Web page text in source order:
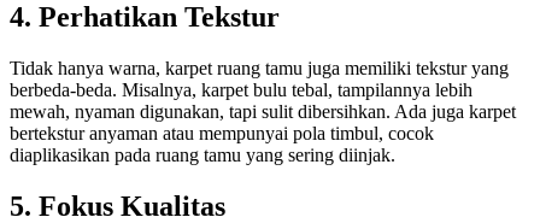
4. Perhatikan Tekstur
Tidak hanya warna, karpet ruang tamu juga memiliki tekstur yang
berbeda-beda. Misalnya, karpet bulu tebal, tampilannya lebih
mewah, nyaman digunakan, tapi sulit dibersihkan. Ada juga karpet
bertekstur anyaman atau mempunyai pola timbul, cocok
diaplikasikan pada ruang tamu yang sering diinjak.
5. Fokus Kualitas